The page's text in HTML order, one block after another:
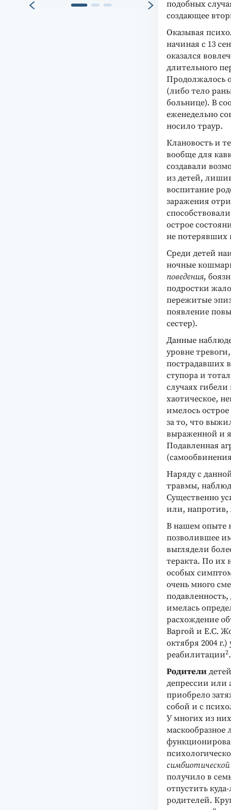
подобных
создающее
Оказывая
начиная с 13
оказался
длительного
Продолжалось
(либо тело
больнице). В
еженедельно
носило траур.
Клановость и
вообще для
создавали
из детей,
воспитание
заражения
острое
не потерявших
Среди детей
ночные
поведения,
подростки
пережитые
появление
сестер).
Данные
уровне
пострадавших в
ступора и
случаях
хаотическое,
имелось острое
за то, что
выраженной и
Подавленная
Наряду с
травмы,
Существенно
или, напротив,
В нашем опыте
позволившее
выглядели
теракта. По их
особых
очень много
имелась
расхождение
Варгой и Е.С.
октября 2004
реабилитации2.
Родители
депрессии или
приобрело
собой и с
У многих из
симбиотической
получило в
отпустить
родителей.